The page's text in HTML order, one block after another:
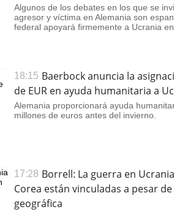
Algunos de los debates en los que se
agresor y víctima en Alemania son
federal apoyará firmemente a Ucrania
18:15 Baerbock anuncia la
de EUR en ayuda humanitaria a
Alemania proporcionará ayuda
millones de euros antes del invierno.
17:28 Borrell: La guerra en
Corea están vinculadas a pesar
geográfica